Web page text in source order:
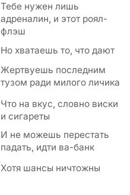
Тебе нужен лишь
адреналин, и этот роял-
флэш
Но хватаешь то, что дают
Жертвуешь последним
тузом ради милого личика
Что на вкус, словно виски
и сигареты
И не можешь перестать
падать, идти ва-банк
Хотя шансы ничтожны